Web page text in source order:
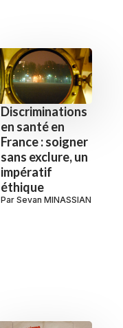
Discriminations
en santé en
France : soigner
sans exclure, un
impératif
éthique
Par Sevan MINASSIAN